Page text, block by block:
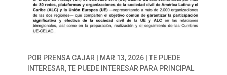
POR PRENSA CAJAR MAR 13, 2026| TE PUEDE
INTERESAR,TE PUEDE INTERESAR PARA PRINCIPAL